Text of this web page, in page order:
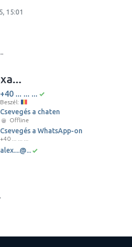
15:01
+40 ... ... ...
Beszél:
Csevegés a chaten
Offline
Csevegés a WhatsApp-on
+40 ... ... ...
alex....@...